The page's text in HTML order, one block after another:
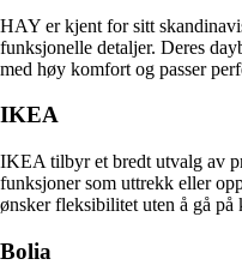
HAY er kjent for sitt
funksjonelle detaljer. Deres
med høy komfort og passer
IKEA
IKEA tilbyr et bredt utvalg av
funksjoner som uttrekk eller
ønsker fleksibilitet uten å gå på
Bolia